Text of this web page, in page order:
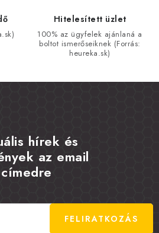
Hitelesített üzlet
100% az ügyfelek ajánlaná a
boltot ismerőseiknek (Forrás:
heureka.sk)
hírek és
az email
címedre
FELIRATKOZÁS